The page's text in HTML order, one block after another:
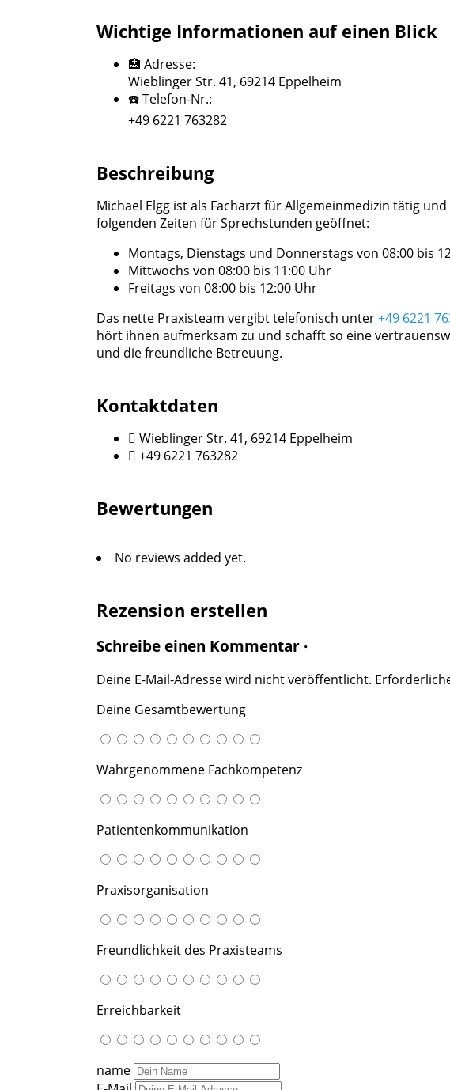
Wichtige Informationen auf einen Blick
🏥 Adresse:
Wieblinger Str. 41, 69214 Eppelheim
☎️ Telefon-Nr.:
+49 6221 763282
Beschreibung
Michael Elgg ist als Facharzt für Allgemeinmedizin tätig
folgenden Zeiten für Sprechstunden geöffnet:
Montags, Dienstags und Donnerstags von 08:00 bis
Mittwochs von 08:00 bis 11:00 Uhr
Freitags von 08:00 bis 12:00 Uhr
Das nette Praxisteam vergibt telefonisch unter+49 6221
hört ihnen aufmerksam zu und schafft so eine
und die freundliche Betreuung.
Kontaktdaten
Wieblinger Str. 41, 69214 Eppelheim
+49 6221 763282
Bewertungen
No reviews added yet.
Rezension erstellen
Schreibe einen Kommentar ·
Deine E-Mail-Adresse wird nicht veröffentlicht.
Deine Gesamtbewertung
Wahrgenommene Fachkompetenz
Patientenkommunikation
Praxisorganisation
Freundlichkeit des Praxisteams
Erreichbarkeit
name